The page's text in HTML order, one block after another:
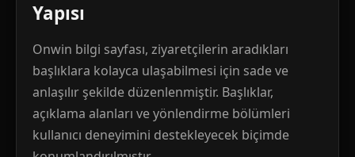
Yapısı
Onwin bilgi sayfası, ziyaretçilerin aradıkları
başlıklara kolayca ulaşabilmesi için sade ve
anlaşılır şekilde düzenlenmiştir. Başlıklar,
açıklama alanları ve yönlendirme bölümleri
kullanıcı deneyimini destekleyecek biçimde